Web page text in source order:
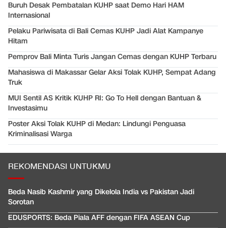
Buruh Desak Pembatalan KUHP saat Demo Hari HAM
Internasional
Pelaku Pariwisata di Bali Cemas KUHP Jadi Alat Kampanye
Hitam
Pemprov Bali Minta Turis Jangan Cemas dengan KUHP Terbaru
Mahasiswa di Makassar Gelar Aksi Tolak KUHP, Sempat Adang
Truk
MUI Sentil AS Kritik KUHP RI: Go To Hell dengan Bantuan &
Investasimu
Poster Aksi Tolak KUHP di Medan: Lindungi Penguasa
Kriminalisasi Warga
REKOMENDASI UNTUKMU
Beda Nasib Kashmir yang Dikelola India vs Pakistan Jadi
Sorotan
EDUSPORTS: Beda Piala AFF dengan FIFA ASEAN Cup